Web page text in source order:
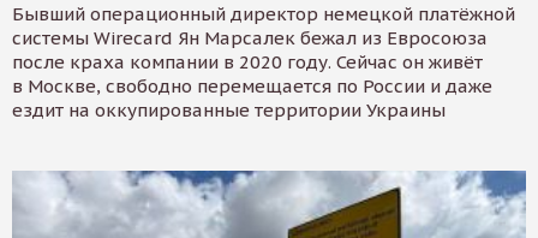
Бывший операционный директор немецкой платёжной
системы Wirecard Ян Марсалек бежал из Евросоюза
после краха компании в 2020 году. Сейчас он живёт
в Москве, свободно перемещается по России и даже
ездит на оккупированные территории Украины